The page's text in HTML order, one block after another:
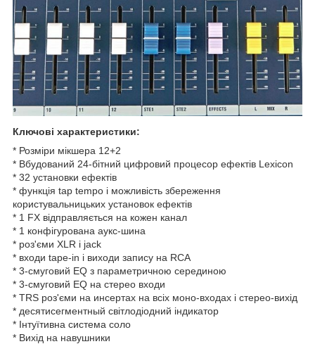
Ключові характеристики:
* Розміри мікшера 12+2
* Вбудований 24-бітний цифровий процесор ефектів Lexicon
* 32 установки ефектів
* функція tap tempo і можливість збереження
користувальницьких установок ефектів
* 1 FX відправляється на кожен канал
* 1 конфігурована аукс-шина
* роз'єми XLR і jack
* входи tape-in і виходи запису на RCA
* 3-смуговий EQ з параметричною серединою
* 3-смуговий EQ на стерео входи
* TRS роз'єми на инсертах на всіх моно-входах і стерео-вихід
* десятисегментный світлодіодний індикатор
* Інтуїтивна система соло
* Вихід на навушники